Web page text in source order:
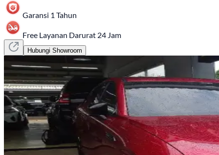
Garansi 1 Tahun
Free Layanan Darurat 24 Jam
Hubungi Showroom